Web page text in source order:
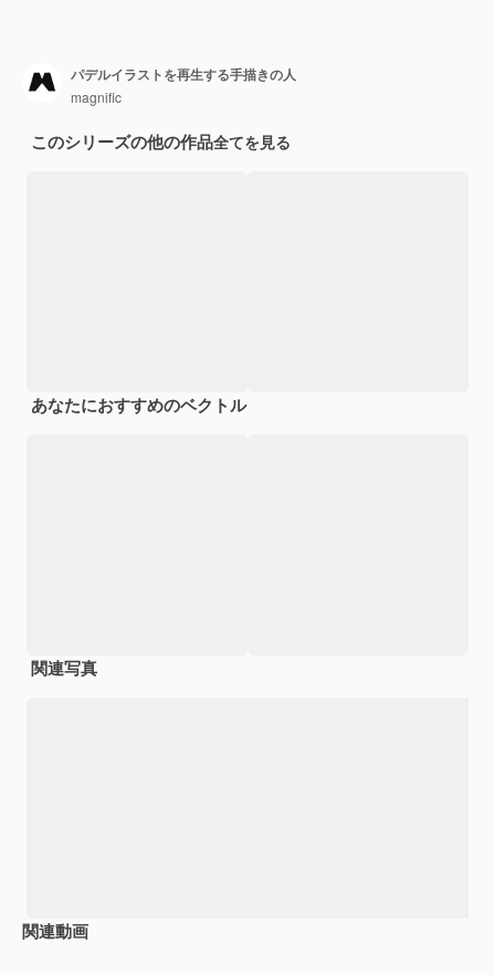
パデルイラストを再生する手描きの人
magnific
このシリーズの他の作品全てを見る
あなたにおすすめのベクトル
関連写真
関連動画